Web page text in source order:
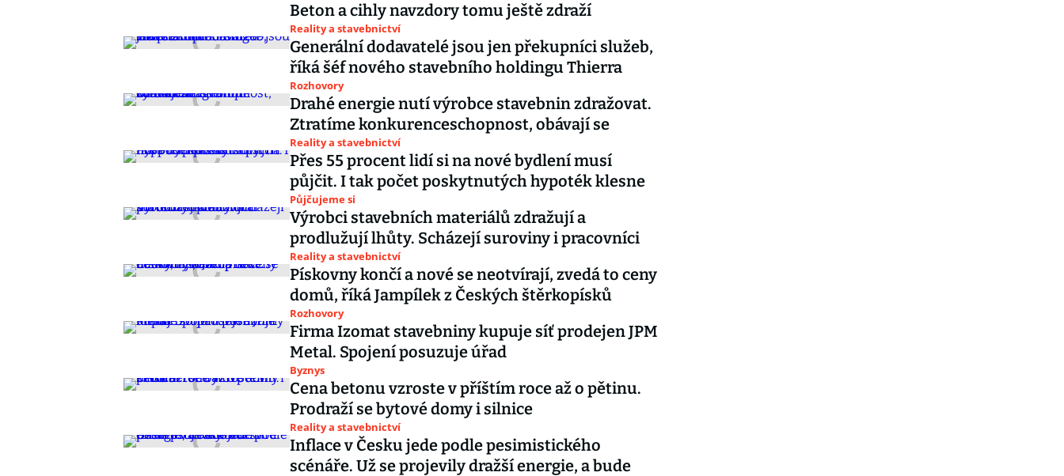
Beton a cihly navzdory tomu ještě zdraží
Reality a stavebnictví
Generální dodavatelé jsou jen překupníci služeb,
říká šéf nového stavebního holdingu Thierra
Rozhovory
Drahé energie nutí výrobce stavebnin zdražovat.
Ztratíme konkurenceschopnost, obávají se
Reality a stavebnictví
Přes 55 procent lidí si na nové bydlení musí
půjčit. I tak počet poskytnutých hypoték klesne
Půjčujeme si
Výrobci stavebních materiálů zdražují a
prodlužují lhůty. Scházejí suroviny i pracovníci
Reality a stavebnictví
Pískovny končí a nové se neotvírají, zvedá to ceny
domů, říká Jampílek z Českých štěrkopísků
Rozhovory
Firma Izomat stavebniny kupuje síť prodejen JPM
Metal. Spojení posuzuje úřad
Byznys
Cena betonu vzroste v příštím roce až o pětinu.
Prodraží se bytové domy i silnice
Reality a stavebnictví
Inflace v Česku jede podle pesimistického
scénáře. Už se projevily dražší energie, a bude